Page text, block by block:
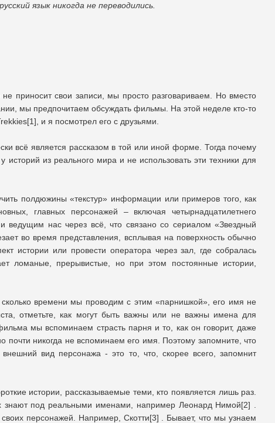
язык никогда не переводились.
приносит свои записи, мы просто разговариваем. Но вместо
мы предпочитаем обсуждать фильмы. На этой неделе кто-то
и я посмотрел его с друзьями.
всё является рассказом в той или иной форме. Тогда почему
из реального мира и не использовать эти техники для
полдюжины «текстур» информации или примеров того, как
главных персонажей – включая четырнадцатилетнего
ведущим нас через всё, что связано со сериалом «Звездный
во время представления, всплывая на поверхность обычно
истории или провести оператора через зал, где собралась
ломаные, прерывистые, но при этом постоянные истории,
времени мы проводим с этим «парнишкой», его имя не
отметьте, как могут быть важны или не важны имена для
мы вспоминаем страсть парня и то, как он говорит, даже
почти никогда не вспоминаем его имя. Поэтому запомните, что
вид персонажа - это то, что, скорее всего, запомнит
истории, рассказываемые теми, кто появляется лишь раз.
знают под реальными именами, например Леонард Нимой[2] .
персонажей. Например, Скотти[3] . Бывает, что мы узнаем